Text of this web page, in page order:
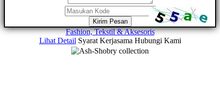
Kirim Pesan
Fashion, Tekstil & Aksesoris
Lihat Detail Syarat Kerjasama Hubungi Kami